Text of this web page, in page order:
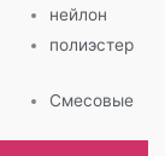
нейлон
полиэстер
Смесовые